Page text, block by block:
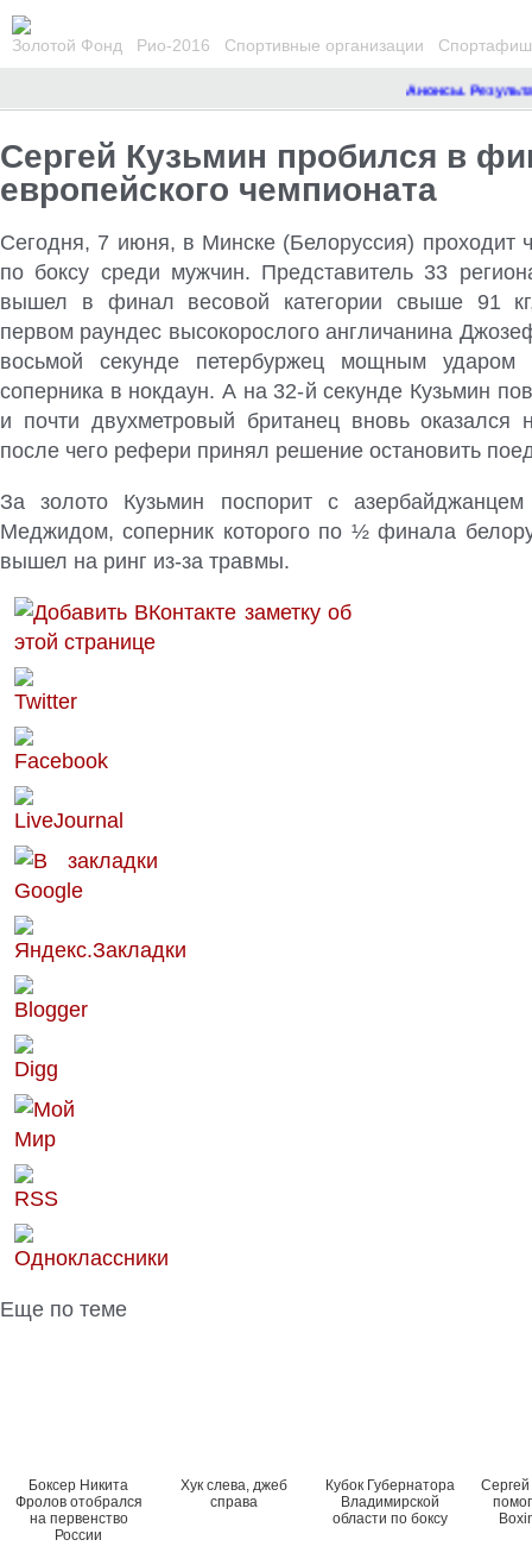
Золотой Фонд Рио-2016 Спортивные организации
Анонсы.
Сергей Кузьмин пробился в
европейского чемпионата
Сегодня, 7 июня, в Минске (Белоруссия) проходит
по боксу среди мужчин. Представитель 33
вышел в финал весовой категории свыше 91
первом раундес высокорослого англичанина
восьмой секунде петербуржец мощным ударом
соперника в нокдаун. А на 32-й секунде Кузьмин
и почти двухметровый британец вновь оказался
после чего рефери принял решение остановить
За золото Кузьмин поспорит с
Меджидом, соперник которого по ½ финала
вышел на ринг из-за травмы.
Еще по теме
Боксер Никита
Фролов отобрался
на первенство
России
Хук слева, джеб
справа
Кубок Губернатора
Владимирской
области по боксу